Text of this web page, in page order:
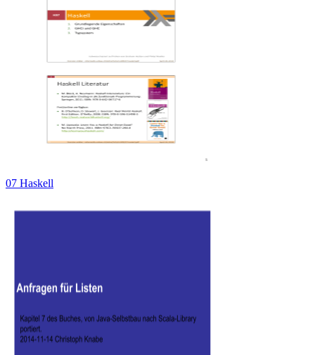
07 Haskell